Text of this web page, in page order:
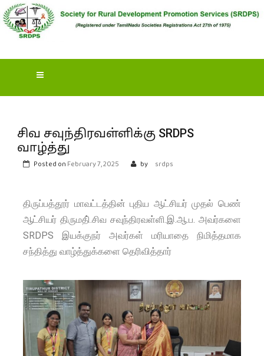
S OCIETY FOR RURAL
DEVELOPMENT
(SRDPS)
சிவ சவுந்திரவள்ளிக்கு SRDPS
வாழ்த்து
Posted on February 7, 2025 by srdps
திருப்பத்தூர் மாவட்டத்தின் புதிய ஆட்சியர் முதல் பெண்
ஆட்சியர் திருமதி்.சிவ சவுந்திரவள்ளி.இ.ஆ.ப. அவர்களை
SRDPS இயக்குநர் அவர்கள் மரியாதை நிமித்தமாக
சந்தித்து வாழ்த்துக்களை தெரிவித்தார்